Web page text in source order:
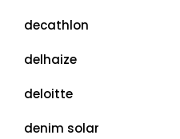
decathlon
delhaize
deloitte
denim solar